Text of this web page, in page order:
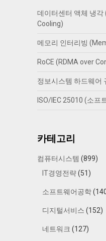
데이터센터 액체 냉
Cooling)
메모리 인터리빙
RoCE (RDMA over
정보시스템 하드웨어
ISO/IEC 25010 (소프
카테고리
컴퓨터시스템 (899)
IT경영전략(51)
소프트웨어공학
디지털서비스 (152)
네트워크 (127)